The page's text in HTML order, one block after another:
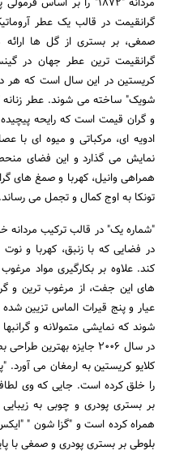
مردانه "1872" را بر
گرانقیمت در قالب یک عطر
صمغی، بر بستری از گل ها
گرانقیمت ترین عطر جهان در
کریستین در این سال است که هر
شویک" ساخته می شوند. عطر زنانه
و گران قیمت است که رایحه
ادویه ای، مرکباتی و میوه ای با
نمایش می گذارد و این فضای
همراهی وانیل، کهربا و صمغ های
تونکا به اوج کمال و تجمل می رساند.
"شماره یک" در قالب ترکیب مردانه
در فضایی که با زنبق، کهربا و
کند. علاوه بر بکارگیری مواد
های این جفت، از مرغوب ترین و
عیار و پنج قیرات الماس تزیین
شوند که نمایشی متمولانه و
در سال 2006 جایزه
کلایو کریستین به ارمغان می آورد.
را خلق کرده است. جایی که وی
بر بستری پودری و چوبی به
همراه کرده است و "گزا شون "
بلوطی بر بستری پودری و صمغی با